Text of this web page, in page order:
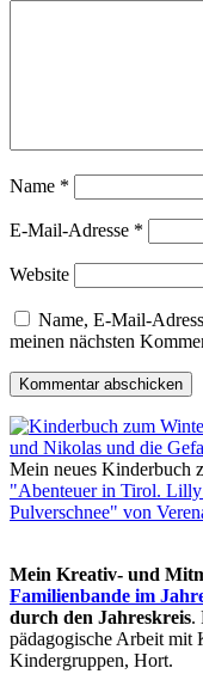
Name *
E-Mail-Adresse *
Website
Name, E-Mail-
meinen nächsten
Mein neues Kinderbuch
"Abenteuer in Tirol.
Pulverschnee" von
Mein Kreativ- und
Familienbande im
durch den Jahreskreis.
pädagogische Arbeit
Kindergruppen, Hort.